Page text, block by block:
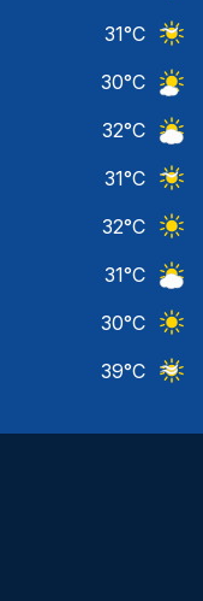
31°C
30°C
32°C
31°C
32°C
31°C
30°C
39°C